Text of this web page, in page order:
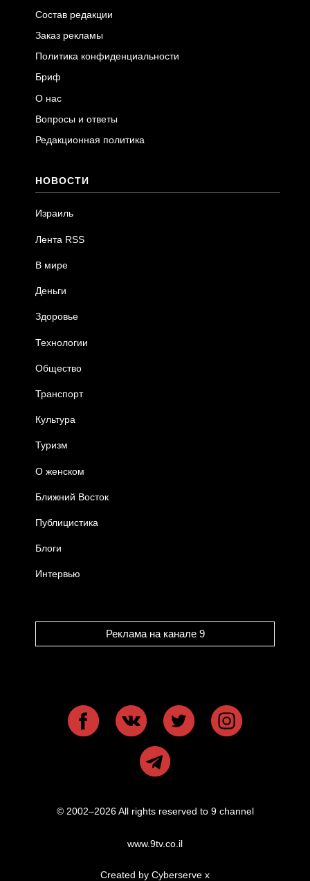
Состав редакции
Заказ рекламы
Политика конфиденциальности
Бриф
О нас
Вопросы и ответы
Редакционная политика
НОВОСТИ
Израиль
Лента RSS
В мире
Деньги
Здоровье
Технологии
Общество
Транспорт
Культура
Туризм
О женском
Ближний Восток
Публицистика
Блоги
Интервью
Реклама на канале 9
© 2002–2026 All rights reserved to 9 channel
www.9tv.co.il
Created by Cyberserve x